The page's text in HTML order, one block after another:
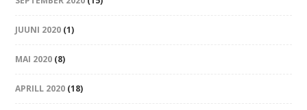
JUUNI 2020 (1)
MAI 2020 (8)
APRILL 2020 (18)